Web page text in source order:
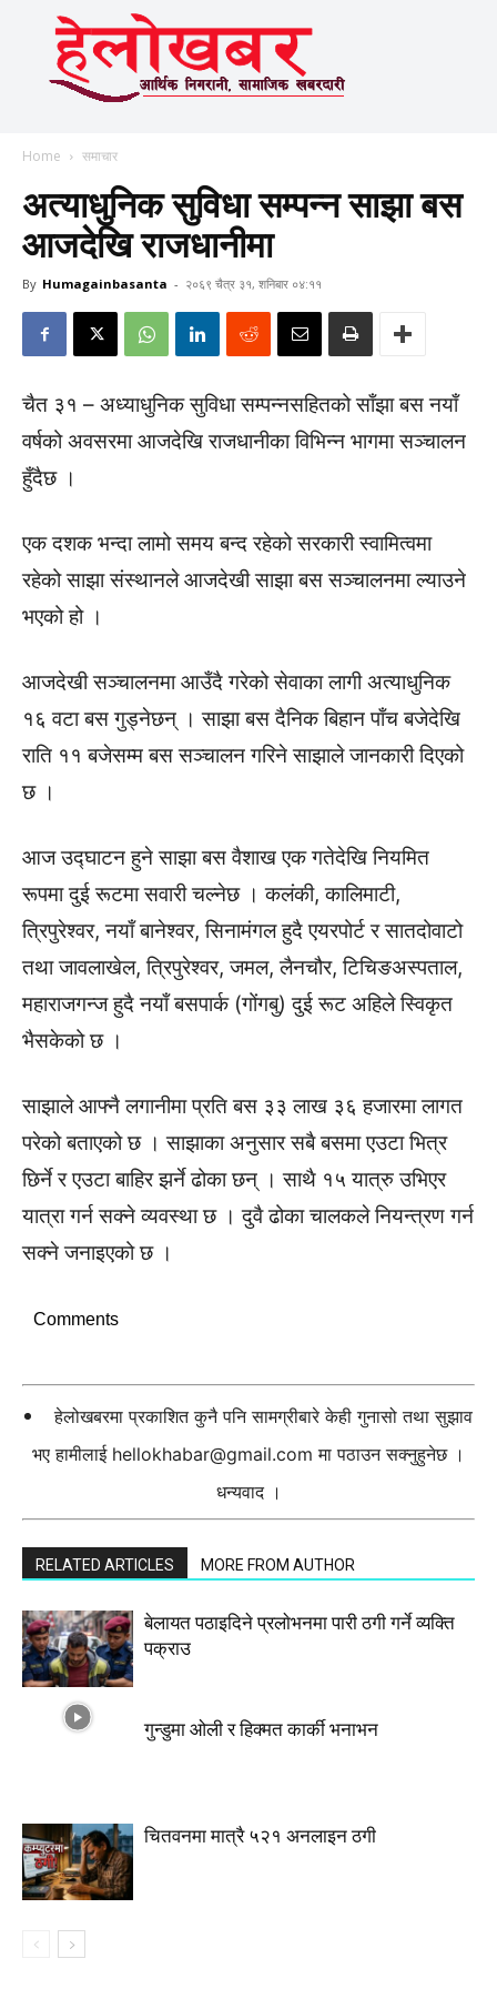
Home समाचार
अत्याधुनिक सुविधा सम्पन्न साझा बस
आजदेखि राजधानीमा
By Humagainbasanta - २०६९ चैत्र ३१, शनिबार ०४:११
चैत ३१ – अध्याधुनिक सुविधा सम्पन्नसहितको साँझा बस नयाँ
वर्षको अवसरमा आजदेखि राजधानीका विभिन्न भागमा सञ्चालन
हुँदैछ ।
एक दशक भन्दा लामो समय बन्द रहेको सरकारी स्वामित्वमा
रहेको साझा संस्थानले आजदेखी साझा बस सञ्चालनमा ल्याउने
भएको हो ।
आजदेखी सञ्चालनमा आउँदै गरेको सेवाका लागी अत्याधुनिक
१६ वटा बस गुड्नेछन् । साझा बस दैनिक बिहान पाँच बजेदेखि
राति ११ बजेसम्म बस सञ्चालन गरिने साझाले जानकारी दिएको
छ ।
आज उद्घाटन हुने साझा बस वैशाख एक गतेदेखि नियमित
रूपमा दुई रूटमा सवारी चल्नेछ । कलंकी, कालिमाटी,
त्रिपुरेश्वर, नयाँ बानेश्वर, सिनामंगल हुदै एयरपोर्ट र सातदोवाटो
तथा जावलाखेल, त्रिपुरेश्वर, जमल, लैनचौर, टिचिङअस्पताल,
महाराजगन्ज हुदै नयाँ बसपार्क (गोंगबु) दुई रूट अहिले स्विकृत
भैसकेको छ ।
साझाले आफ्नै लगानीमा प्रति बस ३३ लाख ३६ हजारमा लागत
परेको बताएको छ । साझाका अनुसार सबै बसमा एउटा भित्र
छिर्ने र एउटा बाहिर झर्ने ढोका छन् । साथै १५ यात्रु उभिएर
यात्रा गर्न सक्ने व्यवस्था छ । दुवै ढोका चालकले नियन्त्रण गर्न
सक्ने जनाइएको छ ।
Comments
हेलोखबरमा प्रकाशित कुनै पनि सामग्रीबारे केही गुनासो तथा सुझाव
भए हामीलाई hellokhabar@gmail.com मा पठाउन सक्नुहुनेछ ।
धन्यवाद ।
RELATED ARTICLES MORE FROM AUTHOR
बेलायत पठाइदिने प्रलाेभनमा पारी ठगी गर्ने व्यक्ति
पक्राउ
गुन्डुमा ओली र हिक्मत कार्की भनाभन
चितवनमा मात्रै ५२१ अनलाइन ठगी